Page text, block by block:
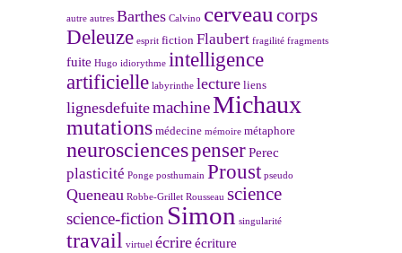
autre autres Barthes Calvino cerveau corps
Deleuze esprit fiction Flaubert fragilité fragments
fuite Hugo idiorythme intelligence
artificielle labyrinthe lecture liens
lignesdefuitemachineMichaux
mutations médecine mémoire métaphore
neurosciencespenserPerec
plasticité Ponge posthumain Proust pseudo
Queneau Robbe-Grillet Rousseau science
science-fiction Simon singularité
travail virtuel écrireécriture